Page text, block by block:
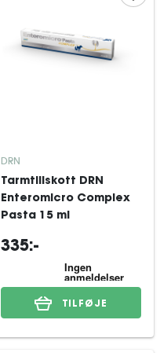
DRN
Tarmtillskott DRN
Enteromicro Complex
Pasta 15 ml
335:-
TILFØJE